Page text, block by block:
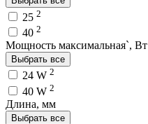
25 2
40 2
Мощность максимальная`, Вт
Выбрать все
24 W 2
40 W 2
Длина, мм
Выбрать все